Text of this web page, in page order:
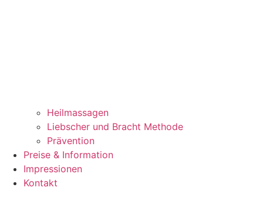
Heilmassagen
Liebscher und Bracht Methode
Prävention
Preise & Information
Impressionen
Kontakt